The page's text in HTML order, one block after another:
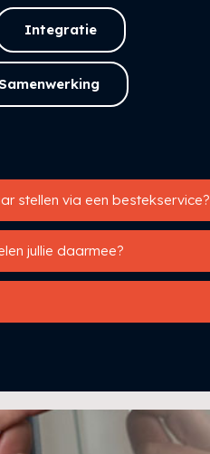
Integratie
stellen via een bestekservice?
jullie daarmee?